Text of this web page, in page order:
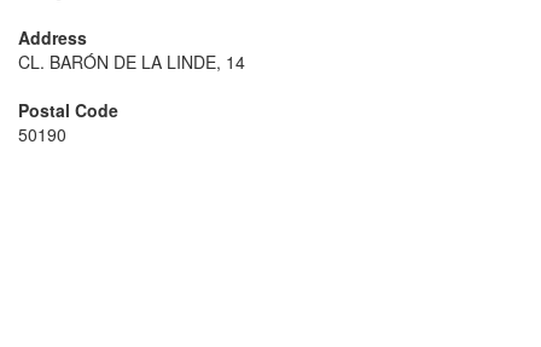
Address
CL. BARÓN DE LA LINDE, 14
Postal Code
50190